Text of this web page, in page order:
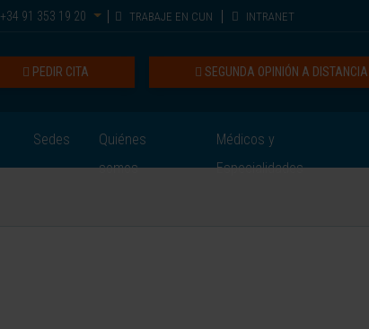
+34 91 353 19 20 TRABAJE EN CUN INTRANET
SEGUNDA OPINIÓN A DISTANCIA
PEDIR CITA
Sedes
Quiénes
somos
Médicos y
Especialidades